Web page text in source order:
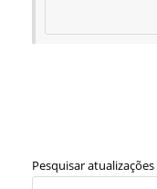
Pesquisar atualizações